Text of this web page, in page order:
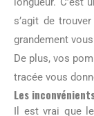
s’agit de
grandement
De plus, vos
tracée vous
Les
Il est vrai que